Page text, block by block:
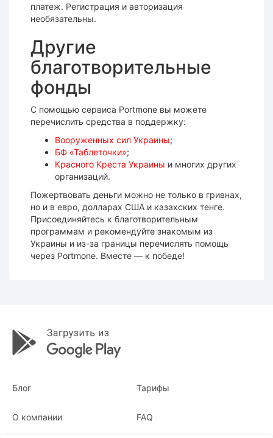
платеж. Регистрация и авторизация
необязательны.
Другие
благотворительные
фонды
С помощью сервиса Portmone вы можете
перечислить средства в поддержку:
Вооруженных сил Украины;
БФ «Таблеточки»;
Красного Креста Украины и многих других
организаций.
Пожертвовать деньги можно не только в гривнах,
но и в евро, долларах США и казахских тенге.
Присоединяйтесь к благотворительным
программам и рекомендуйте знакомым из
Украины и из-за границы перечислять помощь
через Portmone. Вместе — к победе!
Блог Тарифы
О компании FAQ